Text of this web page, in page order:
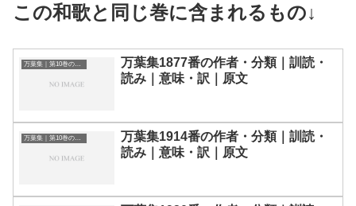
この和歌と同じ巻に含まれるもの↓
万葉集｜第10巻の和歌一覧
万葉集1877番の作者・分類｜訓読・
読み｜意味・訳｜原文
万葉集｜第10巻の和歌一覧
万葉集1914番の作者・分類｜訓読・
読み｜意味・訳｜原文